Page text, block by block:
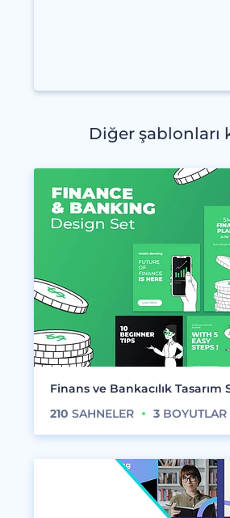
Diğer şablonları
Finans ve Bankacılık Tasarım
210 SAHNELER 3 BOYUTLAR